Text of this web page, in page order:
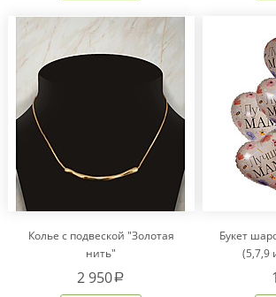
Колье с подвеской "Золотая
нить"
2 950a
Букет
(5,7,9